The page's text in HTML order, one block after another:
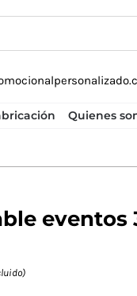
Quienes
eventos